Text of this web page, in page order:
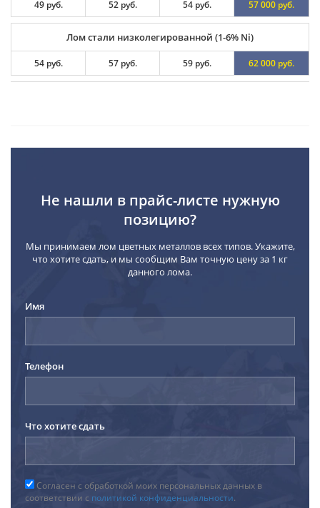
49 руб. 52 руб. 54 руб. 57 000 руб.
Лом стали низколегированной (1-6% Ni)
54 руб. 57 руб. 59 руб. 62 000 руб.
Не нашли в прайс-листе нужную
позицию?
Мы принимаем лом цветных металлов всех типов. Укажите,
что хотите сдать, и мы сообщим Вам точную цену за 1 кг
данного лома.
Имя
Телефон
Что хотите сдать
Согласен с обработкой моих персональных данных в
соответствии с политикой конфиденциальности.